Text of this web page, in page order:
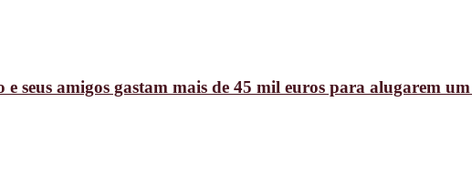
seus amigos gastam mais de 45 mil euros para alugarem